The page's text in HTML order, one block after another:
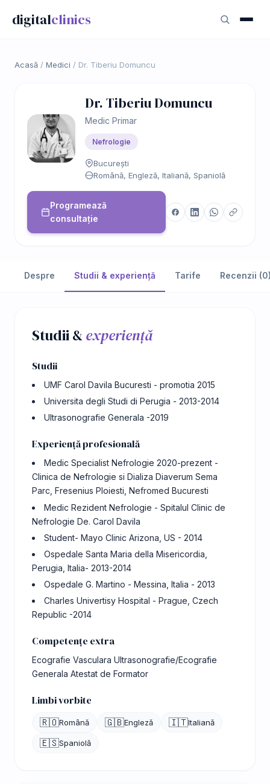
digitalclinics
Acasă / Medici / Dr. Tiberiu Domuncu
Dr. Tiberiu Domuncu
Medic Primar
Nefrologie
București
Română, Engleză, Italiană, Spaniolă
Programează
consultație
Despre Studii & experiență Tarife Recenzii
Studii &experiență
Studii
UMF Carol Davila Bucuresti - promotia 2015
Universita degli Studi di Perugia - 2013-2014
Ultrasonografie Generala -2019
Experiență profesională
Medic Specialist Nefrologie 2020-prezent -
Clinica de Nefrologie si Dializa Diaverum Sema
Parc, Fresenius Ploiesti, Nefromed Bucuresti
Medic Rezident Nefrologie - Spitalul Clinic de
Nefrologie De. Carol Davila
Student- Mayo Clinic Arizona, US - 2014
Ospedale Santa Maria della Misericordia,
Perugia, Italia- 2013-2014
Ospedale G. Martino - Messina, Italia - 2013
Charles Univertisy Hospital - Prague, Czech
Republic -2014
Competențe extra
Ecografie Vasculara Ultrasonografie/Ecografie
Generala Atestat de Formator
Limbi vorbite
🇷🇴Română 🇬🇧Engleză 🇮🇹Italiană
🇪🇸Spaniolă